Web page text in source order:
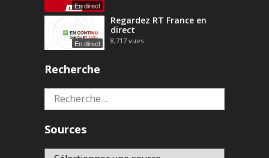
En direct
En direct
Regardez RT France en
direct
8,717 vues
Recherche
Rechercher :
Sources